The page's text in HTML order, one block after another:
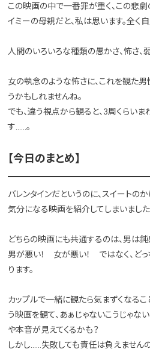
この映画の中で一番罪が重く、この悲
イミーの母親だと、私は思います。全く
人間のいろいろな種類の愚かさ、怖さ、
女の執念のような怖さに、これを観た
うかもしれませんね。
でも、違う視点から観ると、3周くらいま
す……。
【今日のまとめ】
バレンタインだというのに、スイートの
気分になる映画を紹介してしまいました
どちらの映画にも共通するのは、男は鈍
男が悪い！ 女が悪い！ ではなく、どっ
ります。
カップルで一緒に観たら気まずくなるこ
う映画を観て、あぁじゃないこうじゃな
や本音が見えてくるかも？
しかし……失敗しても責任は負えません